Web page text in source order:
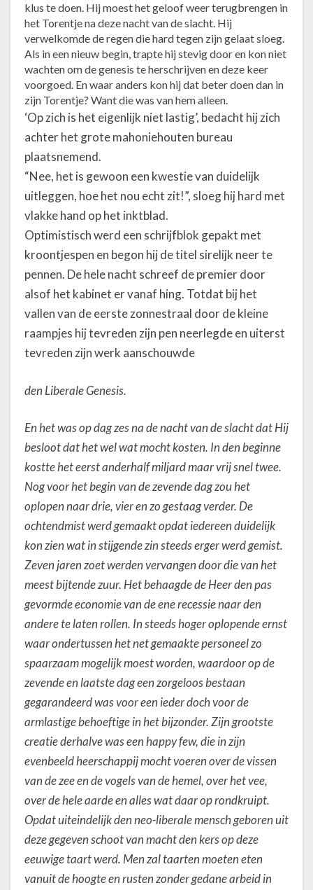
klus te doen. Hij moest het geloof weer terugbrengen in
het Torentje na deze nacht van de slacht. Hij
verwelkomde de regen die hard tegen zijn gelaat sloeg.
Als in een nieuw begin, trapte hij stevig door en kon niet
wachten om de genesis te herschrijven en deze keer
voorgoed. En waar anders kon hij dat beter doen dan in
zijn Torentje? Want die was van hem alleen.
‘Op zich is het eigenlijk niet lastig’, bedacht hij zich
achter het grote mahoniehouten bureau
plaatsnemend.
“Nee, het is gewoon een kwestie van duidelijk
uitleggen, hoe het nou echt zit!”, sloeg hij hard met
vlakke hand op het inktblad.
Optimistisch werd een schrijfblok gepakt met
kroontjespen en begon hij de titel sirelijk neer te
pennen. De hele nacht schreef de premier door
alsof het kabinet er vanaf hing. Totdat bij het
vallen van de eerste zonnestraal door de kleine
raampjes hij tevreden zijn pen neerlegde en uiterst
tevreden zijn werk aanschouwde
den Liberale Genesis.
En het was op dag zes na de nacht van de slacht dat Hij
besloot dat het wel wat mocht kosten. In den beginne
kostte het eerst anderhalf miljard maar vrij snel twee.
Nog voor het begin van de zevende dag zou het
oplopen naar drie, vier en zo gestaag verder. De
ochtendmist werd gemaakt opdat iedereen duidelijk
kon zien wat in stijgende zin steeds erger werd gemist.
Zeven jaren zoet werden vervangen door die van het
meest bijtende zuur. Het behaagde de Heer den pas
gevormde economie van de ene recessie naar den
andere te laten rollen. In steeds hoger oplopende ernst
waar ondertussen het net gemaakte personeel zo
spaarzaam mogelijk moest worden, waardoor op de
zevende en laatste dag een zorgeloos bestaan
gegarandeerd was voor een ieder doch voor de
armlastige behoeftige in het bijzonder.Zijn grootste
creatie derhalve was een happy few, die in zijn
evenbeeld heerschappij mocht voeren over de vissen
van de zee en de vogels van de hemel, over het vee,
over de hele aarde en alles wat daar op rondkruipt.
Opdat uiteindelijk den neo-liberale mensch geboren uit
deze gegeven schoot van macht den kers op deze
eeuwige taart werd. Men zal taarten moeten eten
vanuit de hoogte en rusten zonder gedane arbeid in